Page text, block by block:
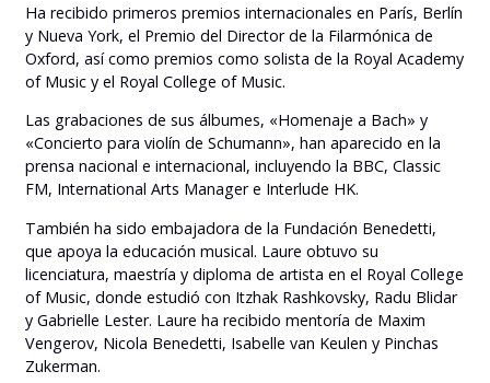
Ha recibido primeros premios internacionales en París, Berlín
y Nueva York, el Premio del Director de la Filarmónica de
Oxford, así como premios como solista de la Royal Academy
of Music y el Royal College of Music.
Las grabaciones de sus álbumes, «Homenaje a Bach» y
«Concierto para violín de Schumann», han aparecido en la
prensa nacional e internacional, incluyendo la BBC, Classic
FM, International Arts Manager e Interlude HK.
También ha sido embajadora de la Fundación Benedetti,
que apoya la educación musical. Laure obtuvo su
licenciatura, maestría y diploma de artista en el Royal College
of Music, donde estudió con Itzhak Rashkovsky, Radu Blidar
y Gabrielle Lester. Laure ha recibido mentoría de Maxim
Vengerov, Nicola Benedetti, Isabelle van Keulen y Pinchas
Zukerman.